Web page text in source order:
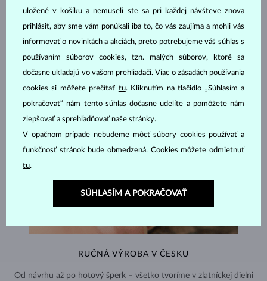
ŠPERKY ZATELIÉRU KLENOTA
RUČNÁ VÝROBA V ČESKU
Od návrhu až po hotový šperk – všetko tvoríme v zlatníckej dielni
uložené v košíku a nemuseli ste sa pri každej návšteve znova
prihlásiť, aby sme vám ponúkali iba to, čo vás zaujíma a mohli vás
informovať o novinkách a akciách, preto potrebujeme váš súhlas s
používaním súborov cookies, tzn. malých súborov, ktoré sa
dočasne ukladajú vo vašom prehliadači. Viac o zásadách používania
cookies si môžete prečítať tu. Kliknutím na tlačidlo „Súhlasím a
pokračovať“ nám tento súhlas dočasne udelíte a pomôžete nám
zlepšovať a sprehľadňovať naše stránky.
V opačnom prípade nebudeme môcť súbory cookies používať a
funkčnosť stránok bude obmedzená. Cookies môžete odmietnuť
tu.
SÚHLASÍM A POKRAČOVAŤ